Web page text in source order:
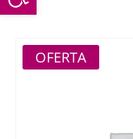
OFERTA